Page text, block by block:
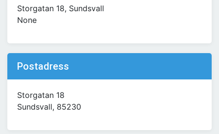
Storgatan 18, Sundsvall
None
Postadress
Storgatan 18
Sundsvall, 85230